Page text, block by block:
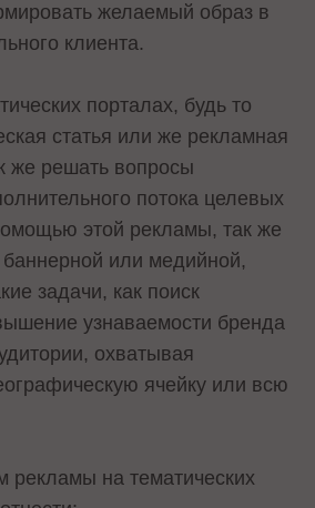
желаемый образ в
клиента.
порталах, будь то
статья или же рекламная
же решать вопросы
потока целевых
этой рекламы, так же
или медийной,
задачи, как поиск
узнаваемости бренда
охватывая
ячейку или всю
рекламы на тематических